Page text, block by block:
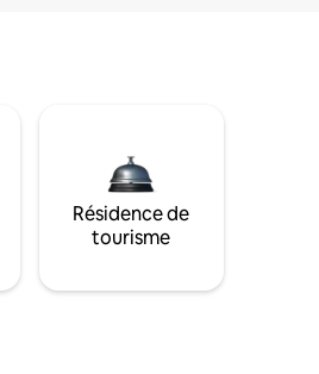
Résidence de
tourisme